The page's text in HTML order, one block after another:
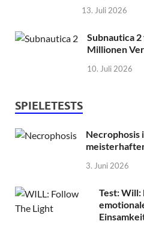
13. Juli 2026
Subnautica
Millionen
10. Juli 2026
SPIELETESTS
Necrophosis
3. Juni 2026
Test: Will: